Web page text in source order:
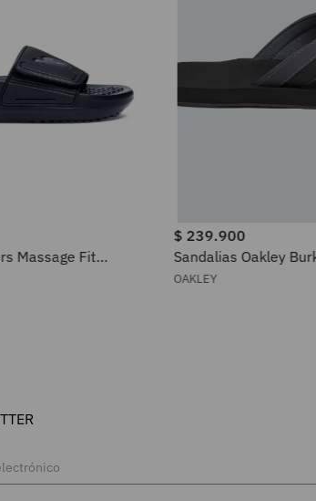
Massage Fit
$ 239.900
Sandalias Oakley
OAKLEY